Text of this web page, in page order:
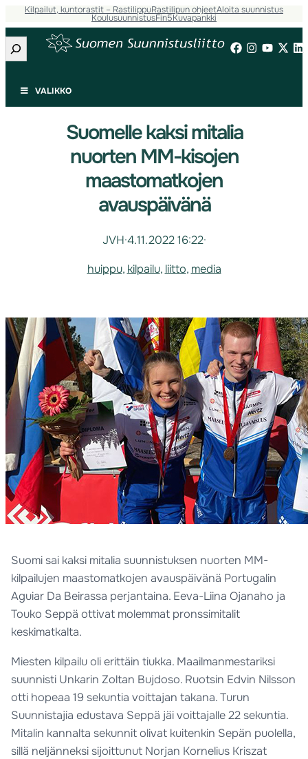
Kilpailut, kuntorastit – RastilippuRastilipun ohjeetAloita suunnistus
KoulusuunnistusFin5Kuvapankki
Etsi
VALIKKO
Suomelle kaksi mitalia
nuorten MM-kisojen
maastomatkojen
avauspäivänä
JVH·4.11.2022 16:22·
huippu, kilpailu, liitto, media
Suomi sai kaksi mitalia suunnistuksen nuorten MM-
kilpailujen maastomatkojen avauspäivänä Portugalin
Aguiar Da Beirassa perjantaina. Eeva-Liina Ojanaho ja
Touko Seppä ottivat molemmat pronssimitalit
keskimatkalta.
Miesten kilpailu oli erittäin tiukka. Maailmanmestariksi
suunnisti Unkarin Zoltan Bujdoso. Ruotsin Edvin Nilsson
otti hopeaa 19 sekuntia voittajan takana. Turun
Suunnistajia edustava Seppä jäi voittajalle 22 sekuntia.
Mitalin kannalta sekunnit olivat kuitenkin Sepän puolella,
sillä neljänneksi sijoittunut Norjan Kornelius Kriszat